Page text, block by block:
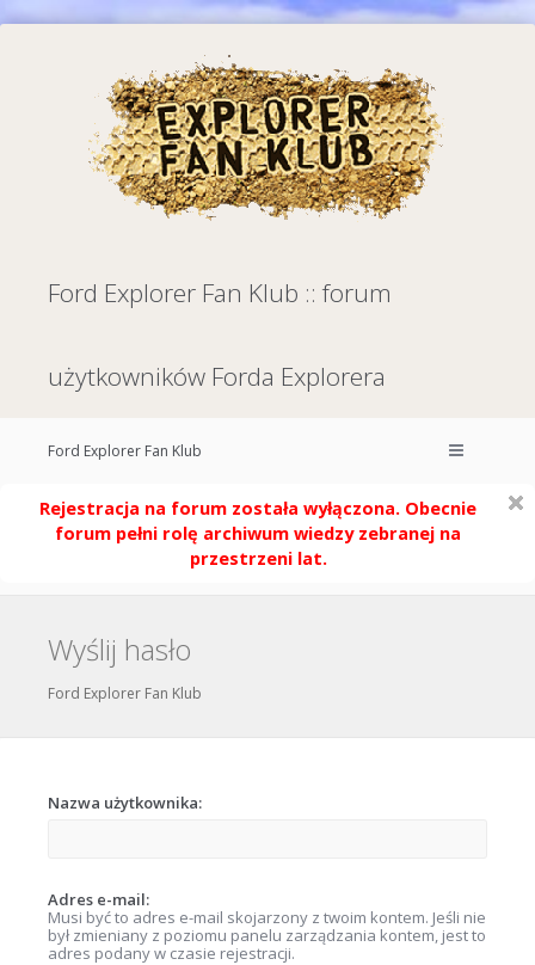
Ford Explorer Fan Klub :: forum
użytkowników Forda Explorera
Ford Explorer Fan Klub
Rejestracja na forum została wyłączona. Obecnie
forum pełni rolę archiwum wiedzy zebranej na
przestrzeni lat.
Wyślij hasło
Ford Explorer Fan Klub
Nazwa użytkownika:
Adres e-mail:
Musi być to adres e-mail skojarzony z twoim kontem. Jeśli nie
był zmieniany z poziomu panelu zarządzania kontem, jest to
adres podany w czasie rejestracji.